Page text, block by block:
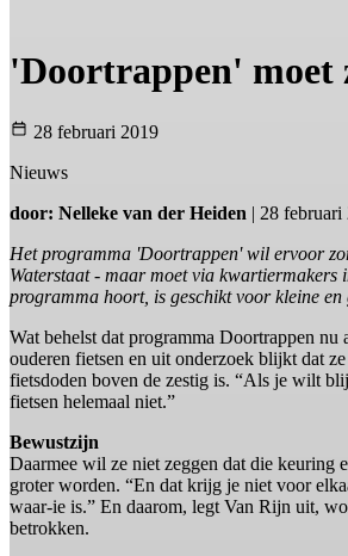
'Doortrappen' moet
28 februari 2019
Nieuws
door: Nelleke van der Heiden | 28 februari
Het programma 'Doortrappen' wil ervoor
Waterstaat - maar moet via kwartiermakers
programma hoort, is geschikt voor kleine
Wat behelst dat programma Doortrappen
ouderen fietsen en uit onderzoek blijkt dat
fietsdoden boven de zestig is. “Als je wilt
fietsen helemaal niet.”
Bewustzijn
Daarmee wil ze niet zeggen dat die keuring
groter worden. “En dat krijg je niet voor
waar-ie is.” En daarom, legt Van Rijn uit,
betrokken.